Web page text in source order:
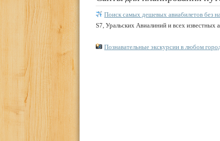
Поиск самых дешевых авиабилетов без
S7, Уральских Авиалиний и всех известных
Познавательные экскурсии в любом